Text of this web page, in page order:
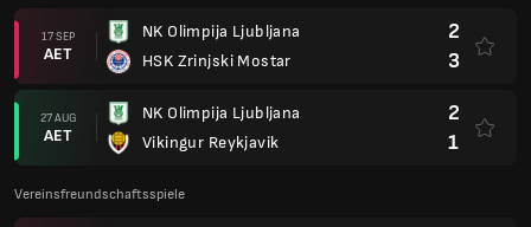
17 SEP
AET
NK Olimpija Ljubljana
HSK Zrinjski Mostar
2
3
27 AUG
AET
NK Olimpija Ljubljana
Vikingur Reykjavik
2
1
Vereinsfreundschaftsspiele